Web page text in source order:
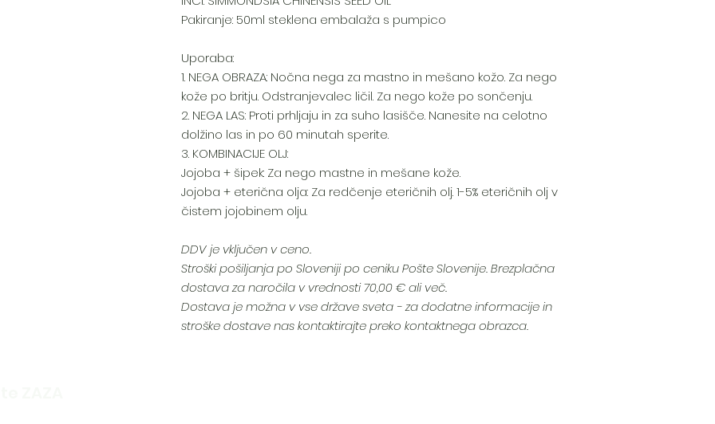
Pakiranje: 50ml steklena embalaža s pumpico
Uporaba:
1. NEGA OBRAZA: Nočna nega za mastno in mešano kožo. Za nego
kože po britju. Odstranjevalec ličil. Za nego kože po sončenju.
2. NEGA LAS: Proti prhljaju in za suho lasišče. Nanesite na celotno
dolžino las in po 60 minutah sperite.
3. KOMBINACIJE OLJ:
Jojoba + šipek: Za nego mastne in mešane kože.
Jojoba + eterična olja: Za redčenje eteričnih olj. 1-5% eteričnih olj v
čistem jojobinem olju.
DDV je vključen v ceno.
Stroški pošiljanja po Sloveniji po ceniku Pošte Slovenije. Brezplačna
dostava za naročila v vrednosti 70,00 € ali več.
Dostava je možna v vse države sveta - za dodatne informacije in
stroške dostave nas kontaktirajte preko kontaktnega obrazca.